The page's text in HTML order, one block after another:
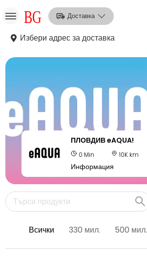
НО
Регистрация
Доставка
Избери адрес за доставка
ПЛОВДИВ eAQUA!
0 Min 10K km
Информация
Всички 330 мил. 500 мил.